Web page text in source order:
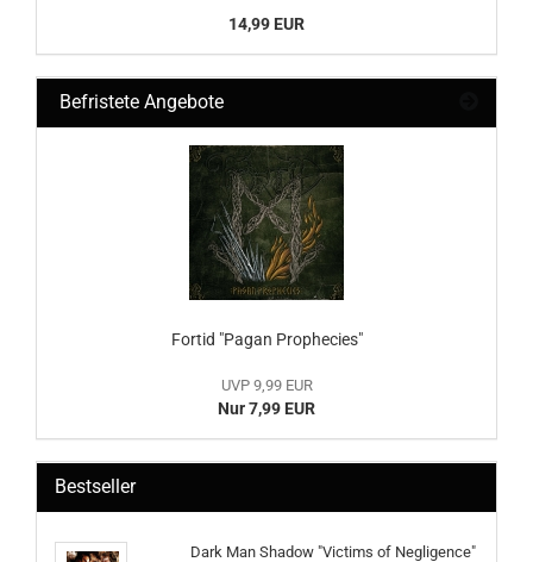
14,99 EUR
Befristete Angebote
Fortid "Pagan Prophecies"
UVP 9,99 EUR
Nur 7,99 EUR
Bestseller
Dark Man Shadow "Victims of Negligence"